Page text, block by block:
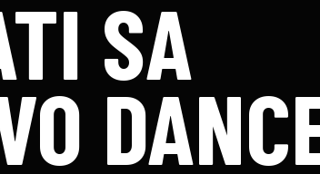
SA